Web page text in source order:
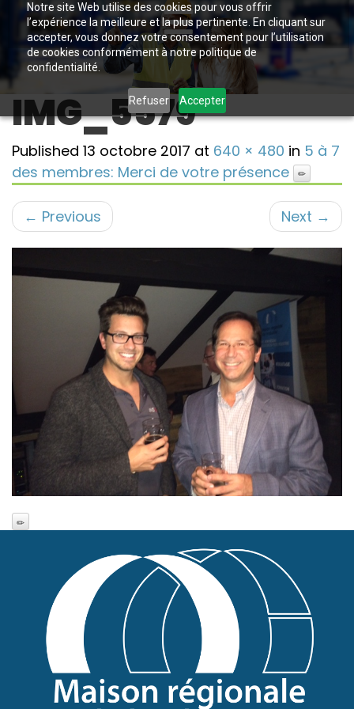
Notre site Web utilise des cookies pour vous offrir
l’expérience la meilleure et la plus pertinente. En cliquant sur
accepter, vous donnez votre consentement pour l’utilisation
de cookies conformément à notre politique de
confidentialité.
Refuser Accepter
IMG_5579
Published 13 octobre 2017 at 640 × 480 in 5 à 7
des membres: Merci de votre présence
← Previous Next →